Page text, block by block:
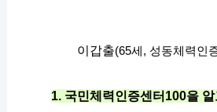
이갑출(65세, 성동체력인
1. 국민체력인증센터100을